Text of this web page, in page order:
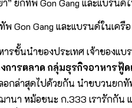
Gon Gang และแบรนด์ในเค
ารชั้นนำของประเทศ เจ้าของ
การตลาด กลุ่มธุรกิจอาหารฟู้
ลอกล่าสุดไปด้วยกัน นำขบวน
านา หม้อชนะ ก.333 เรารักกั